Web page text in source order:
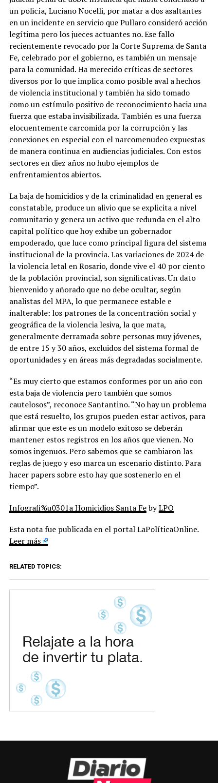
un policía, Luciano Nocelli, por matar a dos asaltantes
en un incidente en servicio que Pullaro consideró acción
legítima pero los jueces actuantes no. Ese fallo
recientemente revocado por la Corte Suprema de Santa
Fe, celebrado por el gobierno, es también un mensaje
para la comunidad. Ha merecido críticas de sectores
diversos por lo que implica como posible aval a hechos
de violencia institucional y también ha sido tomado
como un estímulo positivo de reconocimiento hacia una
fuerza que estaba invisibilizada. También es una fuerza
elocuentemente carcomida por la corrupción y las
conexiones en especial con el narcomenudeo expuestas
de manera continua en audiencias judiciales. Con estos
sectores en diez años no hubo ejemplos de
enfrentamientos abiertos.
La baja de homicidios y de la criminalidad en general es
constatable, produce un alivio que se explicita a nivel
comunitario y genera un activo que redunda en el alto
capital político que hoy exhibe un gobernador
empoderado, que luce como principal figura del sistema
institucional de la provincia. Las variaciones de 2024 de
la violencia letal en Rosario, donde vive el 40 por ciento
de la población provincial, son significativas. Un dato
bienvenido y añorado que no debe ocultar, según
analistas del MPA, lo que permanece estable e
inalterable: los patrones de la concentración social y
geográfica de la violencia lesiva, la que mata,
generalmente derramada sobre personas muy jóvenes,
de entre 15 y 30 años, excluidos del sistema formal de
oportunidades y en áreas más degradadas socialmente.
“Es muy cierto que estamos conformes por un año con
esta baja de violencia pero también que somos
cautelosos”, reconoce Santantino. “No hay un problema
que está resuelto, los grupos pueden estar activos, para
afirmar que este es un modelo exitoso se deberán
mantener estos registros en los años que vienen. No
somos ingenuos. Pero sabemos que se cambiaron las
reglas de juego y eso marca un escenario distinto. Para
hacer papers sobre esto hay que sostenerlo en el
tiempo”.
Infografi%u0301a Homicidios Santa FebyLPO
Esta nota fue publicada en el portal LaPolíticaOnline.
Leer más
RELATED TOPICS: